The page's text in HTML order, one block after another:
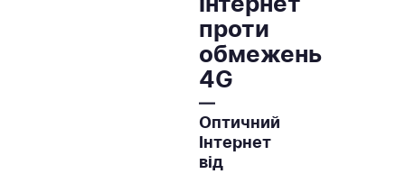
інтернет
проти
обмежень
4G
—
Оптичний
Інтернет
від